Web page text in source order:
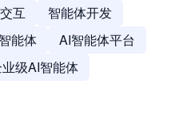
互
智能体开发
能体
AI智能体平台
级AI智能体